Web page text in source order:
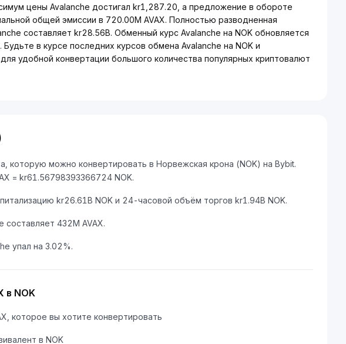
цены Avalanche достигал kr1,287.20, а предложение в обороте
общей эмиссии в 720.00M AVAX. Полностью разводненная
составляет kr28.56B. Обменный курс Avalanche на NOK обновляется
в курсе последних курсов обмена Avalanche на NOK и
удобной конвертации большого количества популярных криптовалют
которую можно конвертировать в Норвежская крона (NOK) на Bybit.
= kr61.56798393366724 NOK.
kr26.61B NOK и 24-часовой объём торгов kr1.94B NOK.
432M AVAX.
упал на 3.02%.
в NOK
которое вы хотите конвертировать
в NOK